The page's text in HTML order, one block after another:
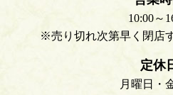
10:00～
※売り切れ次第早く閉店
定休
月曜日・